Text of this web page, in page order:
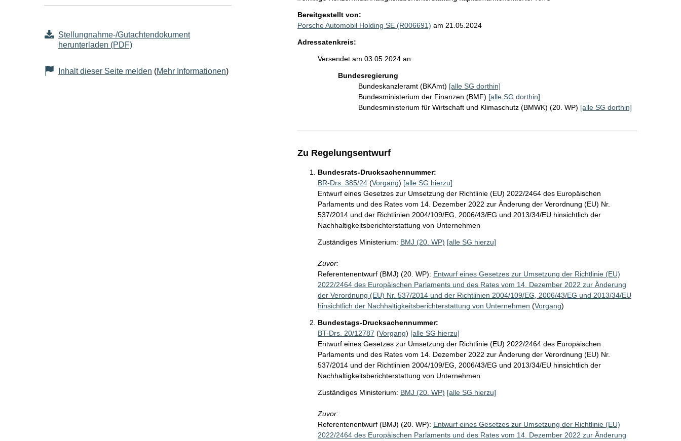
Stellungnahme-/Gutachtendokument
herunterladen (PDF)
Inhalt dieser Seite melden (Mehr Informationen)
Bereitgestellt von:
Porsche Automobil Holding SE (R006691) am 21.05.2024
Adressatenkreis:
Versendet am 03.05.2024 an:
Bundesregierung
Bundeskanzleramt (BKAmt) [alle SG dorthin]
Bundesministerium der Finanzen (BMF) [alle SG dorthin]
Bundesministerium für Wirtschaft und Klimaschutz (BMWK) (20. WP) [alle SG dorthin]
Zu Regelungsentwurf
Bundesrats-Drucksachennummer:
BR-Drs. 385/24(Vorgang) [alle SG hierzu]
Entwurf eines Gesetzes zur Umsetzung der Richtlinie (EU) 2022/2464 des Europäischen
Parlaments und des Rates vom 14. Dezember 2022 zur Änderung der Verordnung (EU) Nr.
537/2014 und der Richtlinien 2004/109/EG, 2006/43/EG und 2013/34/EU hinsichtlich der
Nachhaltigkeitsberichterstattung von Unternehmen
Zuständiges Ministerium: BMJ (20. WP) [alle SG hierzu]
Zuvor:
Referentenentwurf (BMJ) (20. WP): Entwurf eines Gesetzes zur Umsetzung der Richtlinie (EU)
2022/2464 des Europäischen Parlaments und des Rates vom 14. Dezember 2022 zur Änderung
der Verordnung (EU) Nr. 537/2014 und der Richtlinien 2004/109/EG, 2006/43/EG und 2013/34/EU
hinsichtlich der Nachhaltigkeitsberichterstattung von Unternehmen (Vorgang)
Bundestags-Drucksachennummer:
BT-Drs. 20/12787 (Vorgang) [alle SG hierzu]
Entwurf eines Gesetzes zur Umsetzung der Richtlinie (EU) 2022/2464 des Europäischen
Parlaments und des Rates vom 14. Dezember 2022 zur Änderung der Verordnung (EU) Nr.
537/2014 und der Richtlinien 2004/109/EG, 2006/43/EG und 2013/34/EU hinsichtlich der
Nachhaltigkeitsberichterstattung von Unternehmen
Zuständiges Ministerium: BMJ (20. WP) [alle SG hierzu]
Zuvor:
Referentenentwurf (BMJ) (20. WP): Entwurf eines Gesetzes zur Umsetzung der Richtlinie (EU)
2022/2464 des Europäischen Parlaments und des Rates vom 14. Dezember 2022 zur Änderung